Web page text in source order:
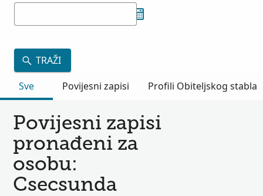
TRAŽI
Sve
Povijesni zapisi Profili Obiteljskog stabla
Povijesni zapisi
pronađeni za
osobu:
Csecsunda